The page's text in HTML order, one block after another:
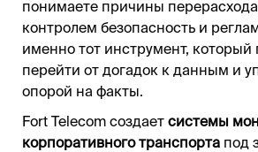
понимаете причины
контролем безопасность и
именно тот инструмент, который
перейти от догадок к данным и
опорой на факты.
Fort Telecom создает системы
корпоративного транспорта под